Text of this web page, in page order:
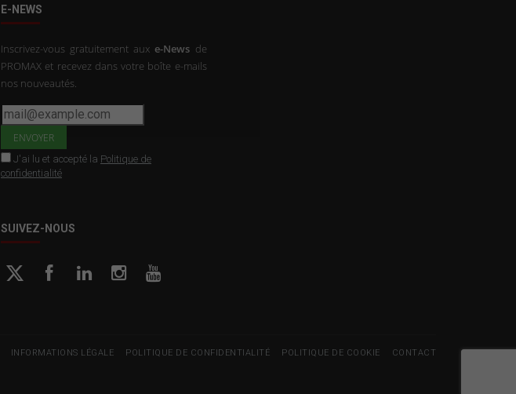
E-NEWS
Inscrivez-vous gratuitement aux e-News de
PROMAX et recevez dans votre boîte e-mails
nos nouveautés.
J'ai lu et accepté la Politique de
confidentialité
SUIVEZ-NOUS
INFORMATIONS LÉGALE POLITIQUE DE CONFIDENTIALITÉ POLITIQUE DE COOKIE CONTACT